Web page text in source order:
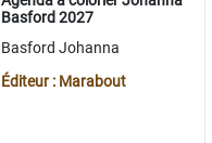
Basford 2027
Basford Johanna
Éditeur : Marabout